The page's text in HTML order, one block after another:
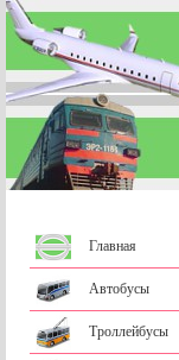
Главная
Автобусы
Троллейбусы